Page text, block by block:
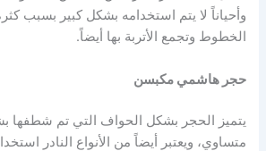
وأحياناً لا يتم استخدامه بشكل كبير بسبب
الخطوط وتجمع الأتربة بها أيضاً.
حجر هاشمي مكبسن
يتميز الحجر بشكل الحواف التي تم شطفها
متساوي، ويعتبر أيضاً من الأنواع النادر